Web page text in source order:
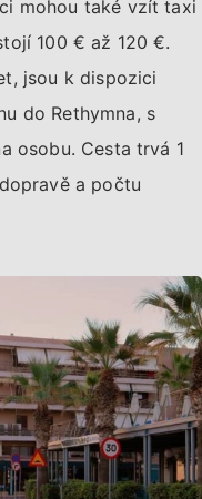
mohou také vzít taxi
100 € až 120 €.
jsou k dispozici
do Rethymna, s
osobu. Cesta trvá 1
a počtu